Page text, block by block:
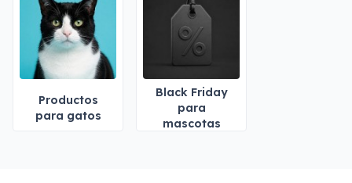
Productos
para gatos
Black Friday
para
mascotas